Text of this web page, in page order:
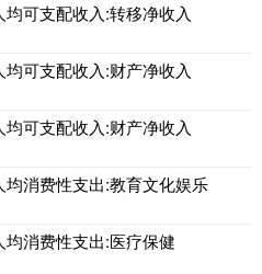
可支配收入:转移净收入
可支配收入:财产净收入
可支配收入:财产净收入
消费性支出:教育文化娱乐
消费性支出:医疗保健